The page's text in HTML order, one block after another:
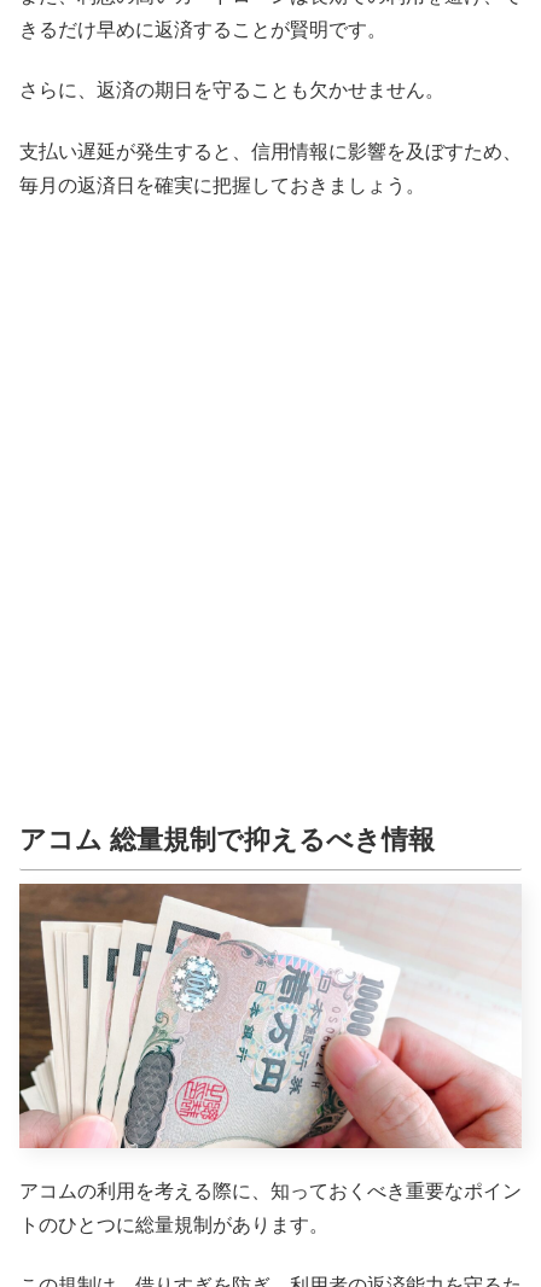
きるだけ早めに返済することが賢明です。
さらに、返済の期日を守ることも欠かせません。
支払い遅延が発生すると、信用情報に影響を及ぼすため、
毎月の返済日を確実に把握しておきましょう。
アコム 総量規制で抑えるべき情報
アコムの利用を考える際に、知っておくべき重要なポイン
トのひとつに総量規制があります。